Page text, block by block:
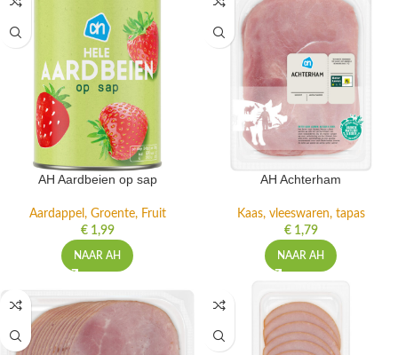
AH Aardbeien op sap
Aardappel, Groente, Fruit
€1,99
NAAR AH
AH Achterham
Kaas, vleeswaren, tapas
€1,79
NAAR AH